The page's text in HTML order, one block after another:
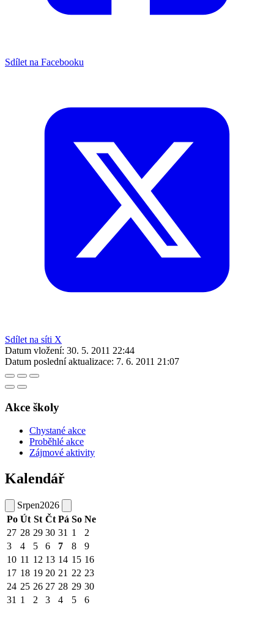
Sdílet na Facebooku
Sdílet na síti X
Datum vložení: 30. 5. 2011 22:44
Datum poslední aktualizace: 7. 6. 2011 21:07
Akce školy
Chystané akce
Proběhlé akce
Zájmové aktivity
Kalendář
Srpen2026
Po Út St Čt Pá So Ne
27 28 29 30 31 1
2
3
4 5 6 7 8
9
10 11 12 13 14 15 16
17 18 19 20 21 22 23
24 25 26 27 28 29 30
31 1 2 3 4 5 6